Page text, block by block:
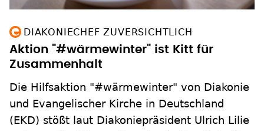
DIAKONIECHEF ZUVERSICHTLICH
Aktion "#wärmewinter" ist Kitt für
Zusammenhalt
Die Hilfsaktion "#wärmewinter" von Diakonie
(EKD) stößt laut Diakoniepräsident Ulrich Lilie
auf rege Nachfrage. Es gebe starken Zulauf zu
lokalen Angeboten von Suppenküche bis